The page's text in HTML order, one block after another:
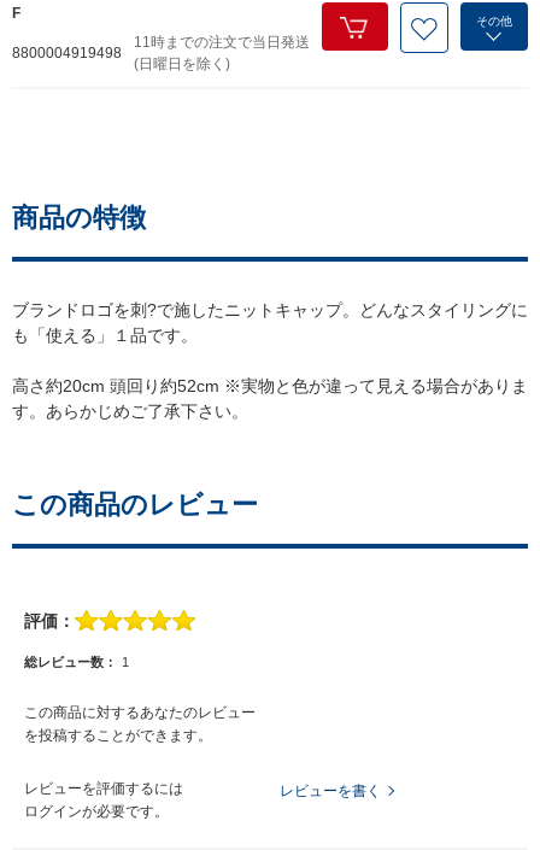
F
8800004919498
11時までの注文で当日発送
(日曜日を除く)
その他
商品の特徴
ブランドロゴを刺?で施したニットキャップ。どんなスタイリングに
も「使える」１品です。
高さ約20cm 頭回り約52cm ※実物と色が違って見える場合がありま
す。あらかじめご了承下さい。
この商品のレビュー
評価：
総レビュー数： 1
この商品に対するあなたのレビュー
を投稿することができます。
レビューを評価するには
ログインが必要です。
レビューを書く